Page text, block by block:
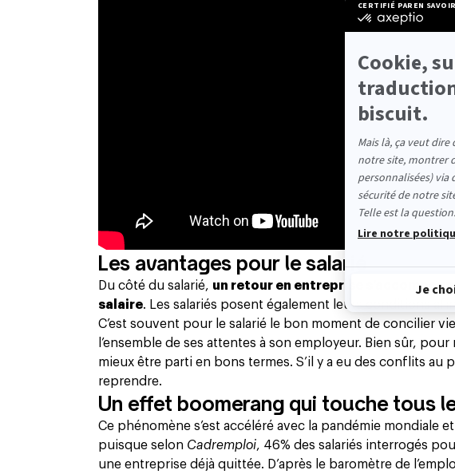
Les avantages pour le salarié
Du côté du salarié, un retour en entreprise
salaire. Les salariés posent également leurs conditions
C’est souvent pour le salarié le bon moment de concilier
l’ensemble de ses attentes à son employeur. Bien sûr,
mieux être parti en bons termes. S’il y a eu des conflits au
reprendre.
Un effet boomerang qui touche tous
Ce phénomène s’est accéléré avec la pandémie
puisque selon Cadremploi, 46% des salariés interrogés
une entreprise déjà quittée. D’après le baromètre de